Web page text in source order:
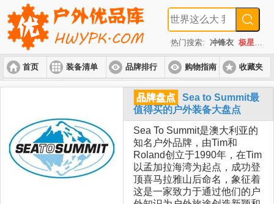
热门搜索: 冲锋衣 极星
首页 装备清单 品牌排行 购物指南
入门套装 进阶套装 高端套装
收藏夹
品牌盘点
Sea to Summit最
值得买的户外装备大盘点
Sea To Summit是澳大利亚的
知名户外品牌，由Tim和
Roland创立于1990年，在Tim
以孟加拉海湾为起点，成功登
顶喜马拉雅山后命名，象征着
这是一家致力于通过他们的户